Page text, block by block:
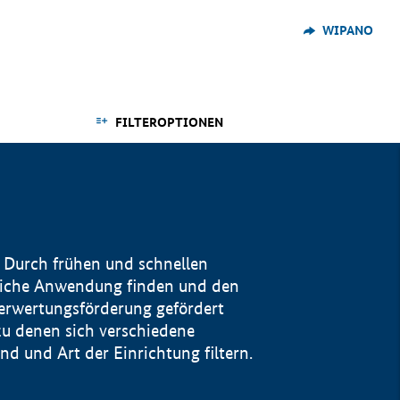
WIPANO
FILTEROPTIONEN
frühen und schnellen
Anwendung finden und den
gefördert
denen sich verschiedene
und Art der Einrichtung filtern.